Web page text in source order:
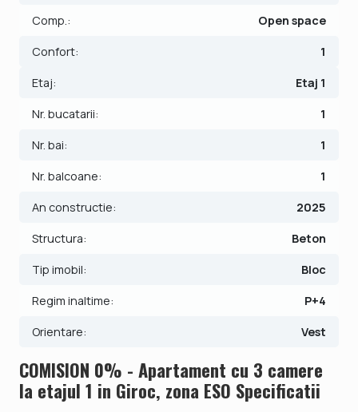
Pretul este de 119990 euro + TVA - COMISION 0%
credit bancar.
ID intern: V7653
Comp.: Open space
Confort: 1
Etaj: Etaj 1
Nr. bucatarii: 1
Nr. bai: 1
Nr. balcoane: 1
An constructie: 2025
Structura: Beton
Tip imobil: Bloc
Regim inaltime: P+4
Orientare: Vest
COMISION 0% - Apartament cu 3 camere
la etajul 1 in Giroc, zona ESO Specificatii